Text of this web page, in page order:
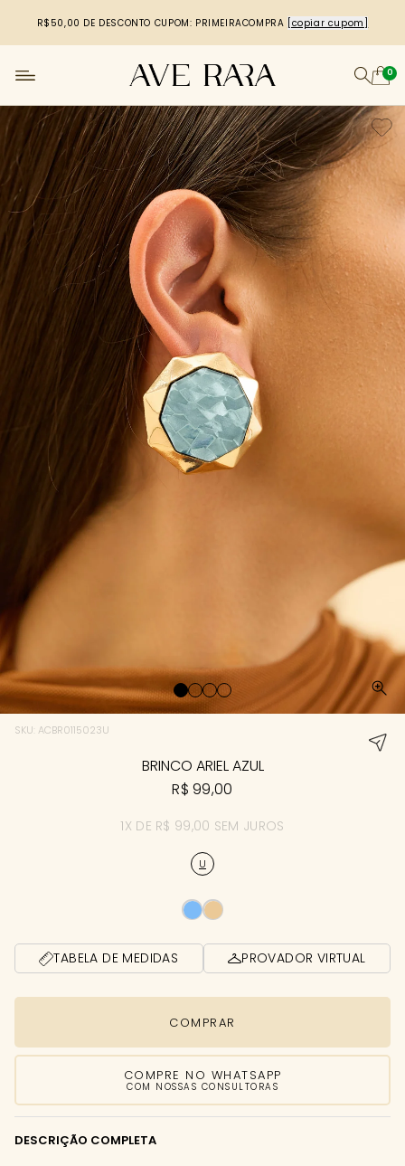
R$50,00 DE DESCONTO CUPOM: PRIMEIRACOMPRA [copiar cupom]
0
SKU: ACBR0115023U
BRINCO ARIEL AZUL
R$ 99,00
1X DE R$ 99,00 SEM JUROS
U
TABELA DE MEDIDAS PROVADOR VIRTUAL
COMPRAR
COMPRE NO WHATSAPP
COM NOSSAS CONSULTORAS
DESCRIÇÃO COMPLETA